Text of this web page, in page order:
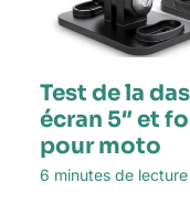
Test de la
écran 5″ et
pour moto
6 minutes de lecture